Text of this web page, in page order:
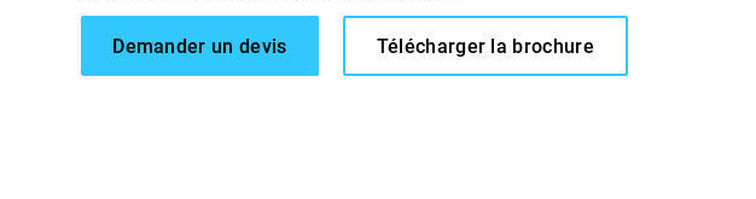
Demander un devis Télécharger la brochure